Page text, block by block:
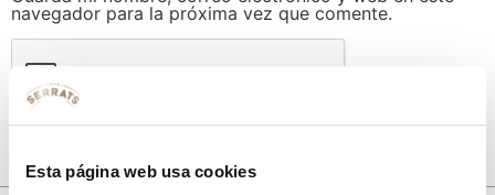
Esta página web usa cookies
navegador para la próxima vez que comente.